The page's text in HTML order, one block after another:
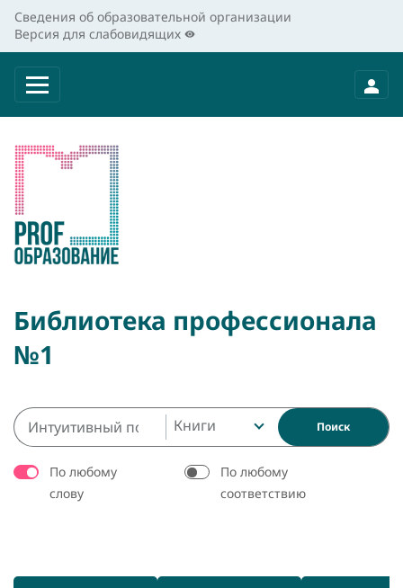
Сведения об образовательной организации
Версия для слабовидящих
Библиотека профессионала
№1
Книги Поиск
По любому
слову
По любому
соответствию